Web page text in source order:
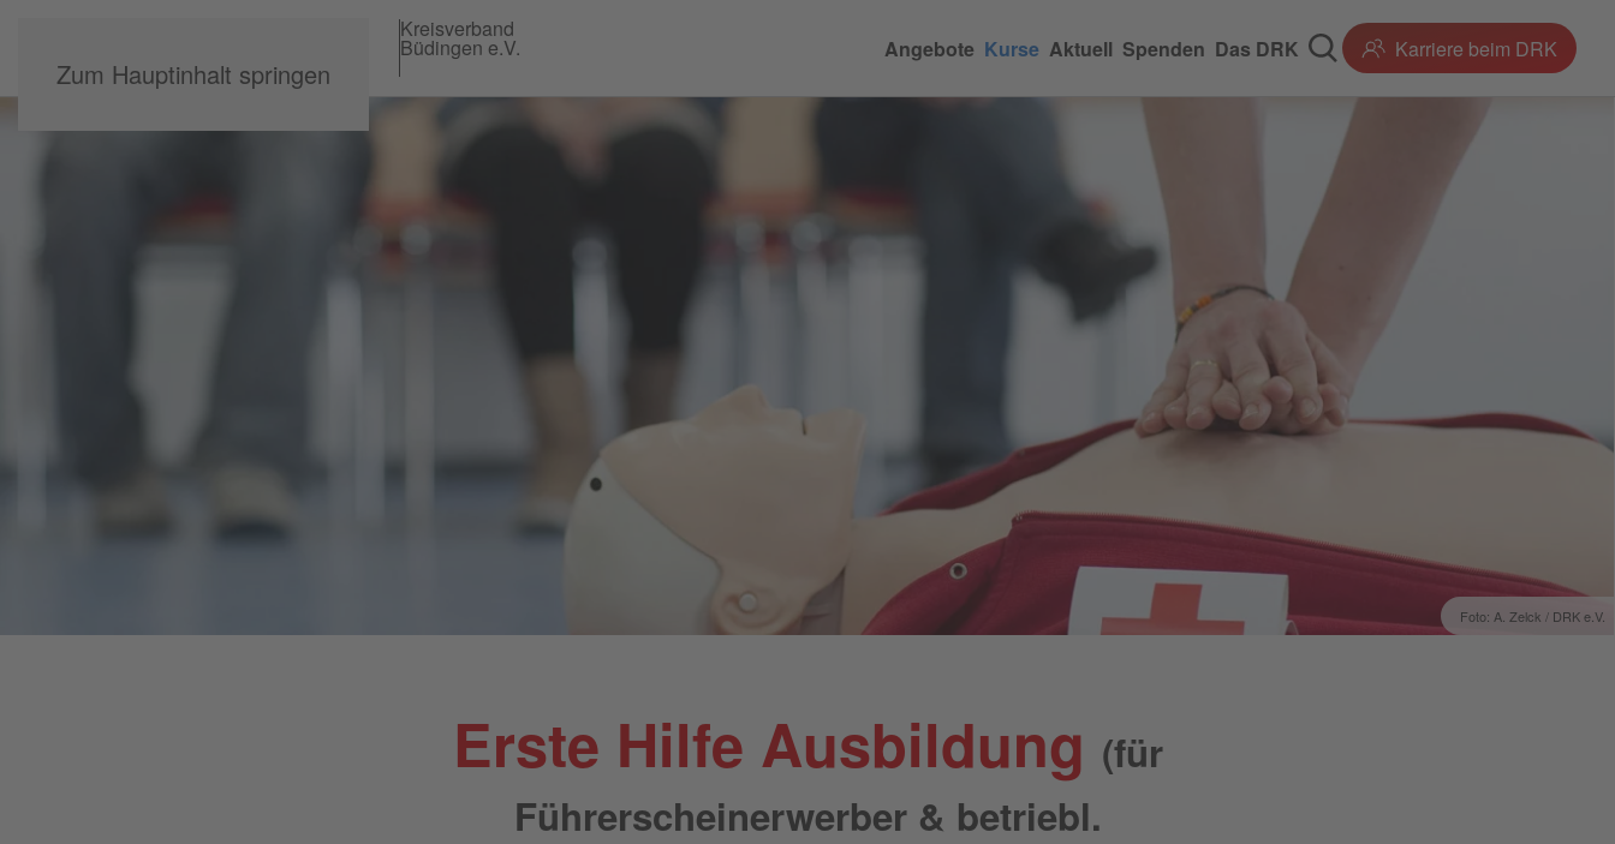
Zum Hauptinhalt springen
Kreisverband
Büdingen e.V. Angebote Kurse Aktuell Spenden Das DRK Karriere beim DRK
Foto: A. Zelck / DRK e.V.
Erste Hilfe Ausbildung (für
Führerscheinerwerber & betriebl.